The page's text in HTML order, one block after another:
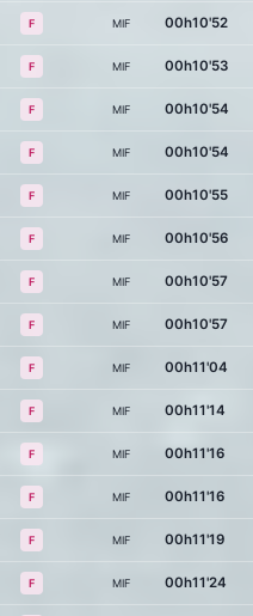
F MIF 00h10'52
F MIF 00h10'53
F MIF 00h10'54
F MIF 00h10'54
F MIF 00h10'55
F MIF 00h10'56
F MIF 00h10'57
F MIF 00h10'57
F MIF 00h11'04
F MIF 00h11'14
F MIF 00h11'16
F MIF 00h11'16
F MIF 00h11'19
F MIF 00h11'24